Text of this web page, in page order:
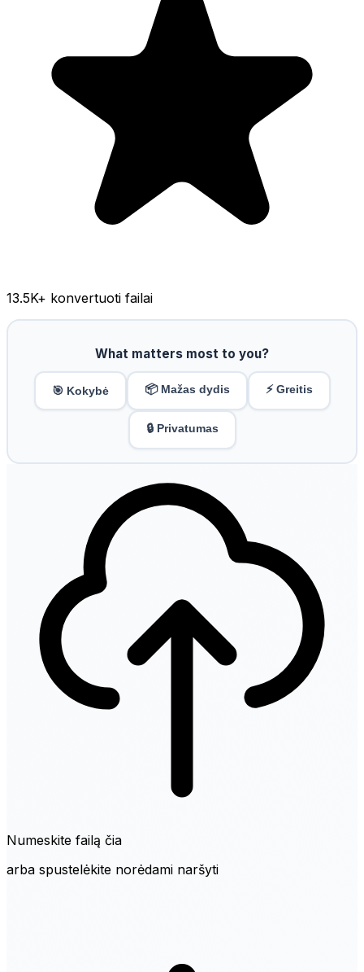
13.5K+ konvertuoti failai
What matters most to you?
🎯 Kokybė 📦 Mažas dydis ⚡ Greitis
🔒 Privatumas
Numeskite failą čia
arba spustelėkite norėdami naršyti